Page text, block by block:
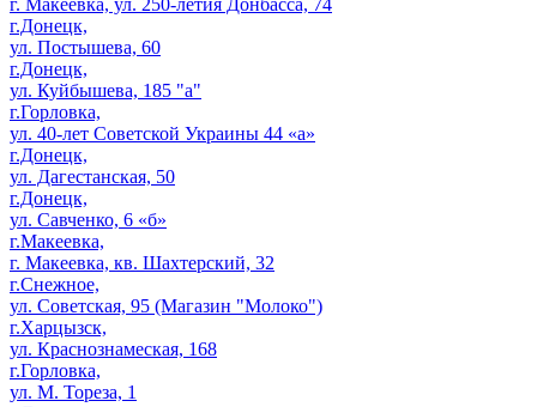
г. Макеевка, ул. 250-летия Донбасса, 74
г.Донецк,
ул. Постышева, 60
г.Донецк,
ул. Куйбышева, 185 "а"
г.Горловка,
ул. 40-лет Советской Украины 44 «а»
г.Донецк,
ул. Дагестанская, 50
г.Донецк,
ул. Савченко, 6 «б»
г.Макеевка,
г. Макеевка, кв. Шахтерский, 32
г.Снежное,
ул. Советская, 95 (Магазин "Молоко")
г.Харцызск,
ул. Краснознамеская, 168
г.Горловка,
ул. М. Тореза, 1